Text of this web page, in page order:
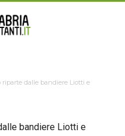
riparte dalle bandiere Liotti e
bandiere Liotti e